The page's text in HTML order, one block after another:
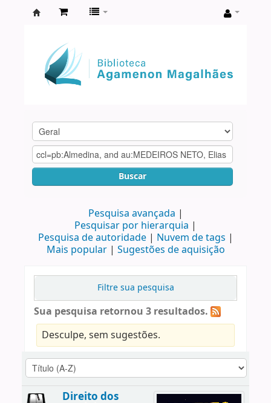
Agamenon
Magalhães
Buscar
Pesquisa avançada
Pesquisar por hierarquia
Pesquisa de autoridade
Nuvem de tags
Mais popular
Sugestões de aquisição
Filtre sua pesquisa
Sua pesquisa retornou 3 resultados.
Desculpe, sem sugestões.
Direito dos